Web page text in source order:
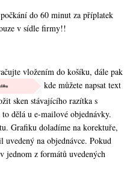
do 60 minut za příplatek
v sídle firmy!!
vložením do košíku, dále pak
kde můžete napsat text
sken stávajícího razítka s
dělá u e-mailové objednávky.
Grafiku doladíme na korektuře,
uvedený na objednávce. Pokud
jednom z formátů uvedených